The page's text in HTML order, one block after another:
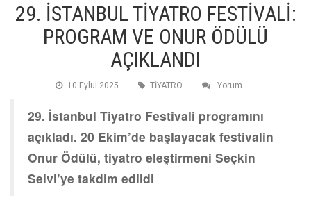
29. İSTANBUL TİYATRO FESTİVALİ:
PROGRAM VE ONUR ÖDÜLÜ
AÇIKLANDI
10 Eylul 2025 TİYATRO Yorum
29. İstanbul Tiyatro Festivali programını
açıkladı. 20 Ekim’de başlayacak festivalin
Onur Ödülü, tiyatro eleştirmeni Seçkin
Selvi’ye takdim edildi